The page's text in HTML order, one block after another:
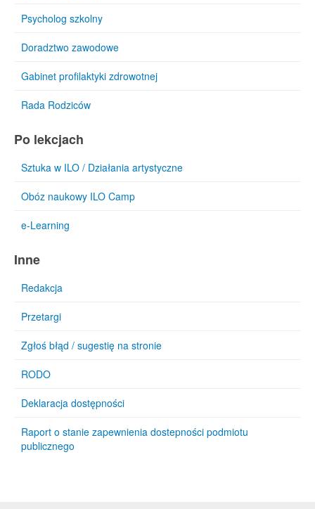
Psycholog szkolny
Doradztwo zawodowe
Gabinet profilaktyki zdrowotnej
Rada Rodziców
Po lekcjach
Sztuka w ILO / Działania artystyczne
Obóz naukowy ILO Camp
e-Learning
Inne
Redakcja
Przetargi
Zgłoś błąd / sugestię na stronie
RODO
Deklaracja dostępności
Raport o stanie zapewnienia dostepności podmiotu
publicznego